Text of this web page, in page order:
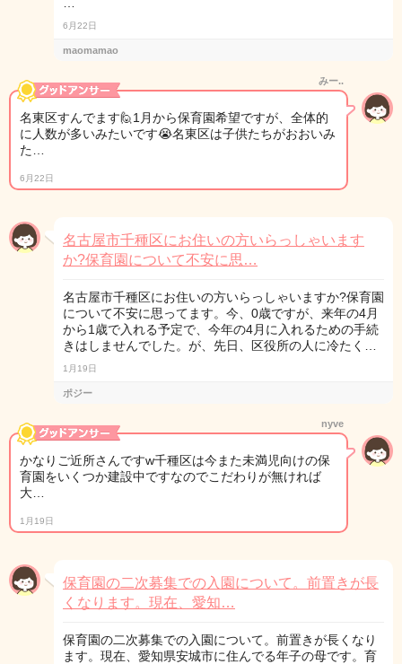
6月22日
maomamao
みー..
名東区すんでます🙋1月から保育園希望ですが、全体的
に人数が多いみたいです😭名東区は子供たちがおおいみ
た…
6月22日
名古屋市千種区にお住いの方いらっしゃいます
か?保育園について不安に思…
名古屋市千種区にお住いの方いらっしゃいますか?保育園
について不安に思ってます。今、0歳ですが、来年の4月
から1歳で入れる予定で、今年の4月に入れるための手続
きはしませんでした。が、先日、区役所の人に冷たく…
1月19日
ポジー
nyve
かなりご近所さんですw千種区は今また未満児向けの保
育園をいくつか建設中ですなのでこだわりが無ければ
大…
1月19日
保育園の二次募集での入園について。前置きが長
くなります。現在、愛知…
保育園の二次募集での入園について。前置きが長くなり
ます。現在、愛知県安城市に住んでる年子の母です。育